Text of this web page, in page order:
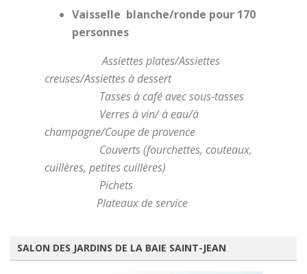
Vaisselle blanche/ronde pour 170
personnes
Assiettes plates/Assiettes
creuses/Assiettes à dessert
Tasses à café avec sous-tasses
Verres à vin/ à eau/à
champagne/Coupe de provence
Couverts (fourchettes, couteaux,
cuillères, petites cuillères)
Pichets
Plateaux de service
SALON DES JARDINS DE LA BAIE SAINT-JEAN